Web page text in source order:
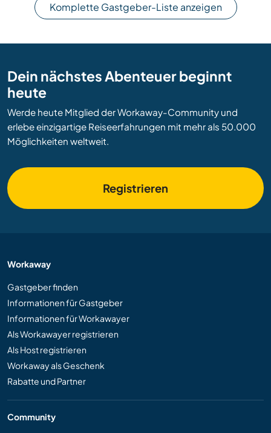
Komplette Gastgeber-Liste anzeigen
Dein nächstes Abenteuer beginnt
heute
Werde heute Mitglied der Workaway-Community und
erlebe einzigartige Reiseerfahrungen mit mehr als 50.000
Möglichkeiten weltweit.
Registrieren
Workaway
Gastgeber finden
Informationen für Gastgeber
Informationen für Workawayer
Als Workawayer registrieren
Als Host registrieren
Workaway als Geschenk
Rabatte und Partner
Community